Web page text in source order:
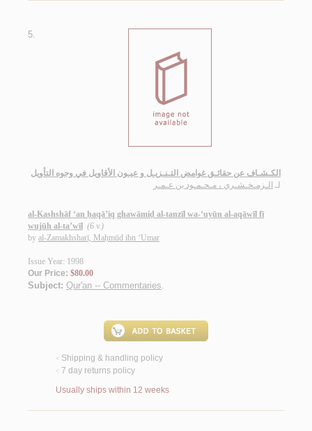
5.
الكـشـاف عن حقائـق غوامض التـنـزيـل و عيـون الأقاويل في وجوه التأويل
لـ الـزمـخـشـري ، مـحـمـود بن عـمـر
al-Kashshāf ‘an ḥaqā’iq ghawāmiḍ al-tanzīl wa-‘uyūn al-aqāwīl fī
wujūh al-ta’wīl (6 v.)
by al-Zamakhsharī, Maḥmūd ibn ‘Umar
Issue Year: 1998
Our Price: $80.00
Subject: Qur'an -- Commentaries.
< Shipping & handling policy
< 7 day returns policy
Usually ships within 12 weeks